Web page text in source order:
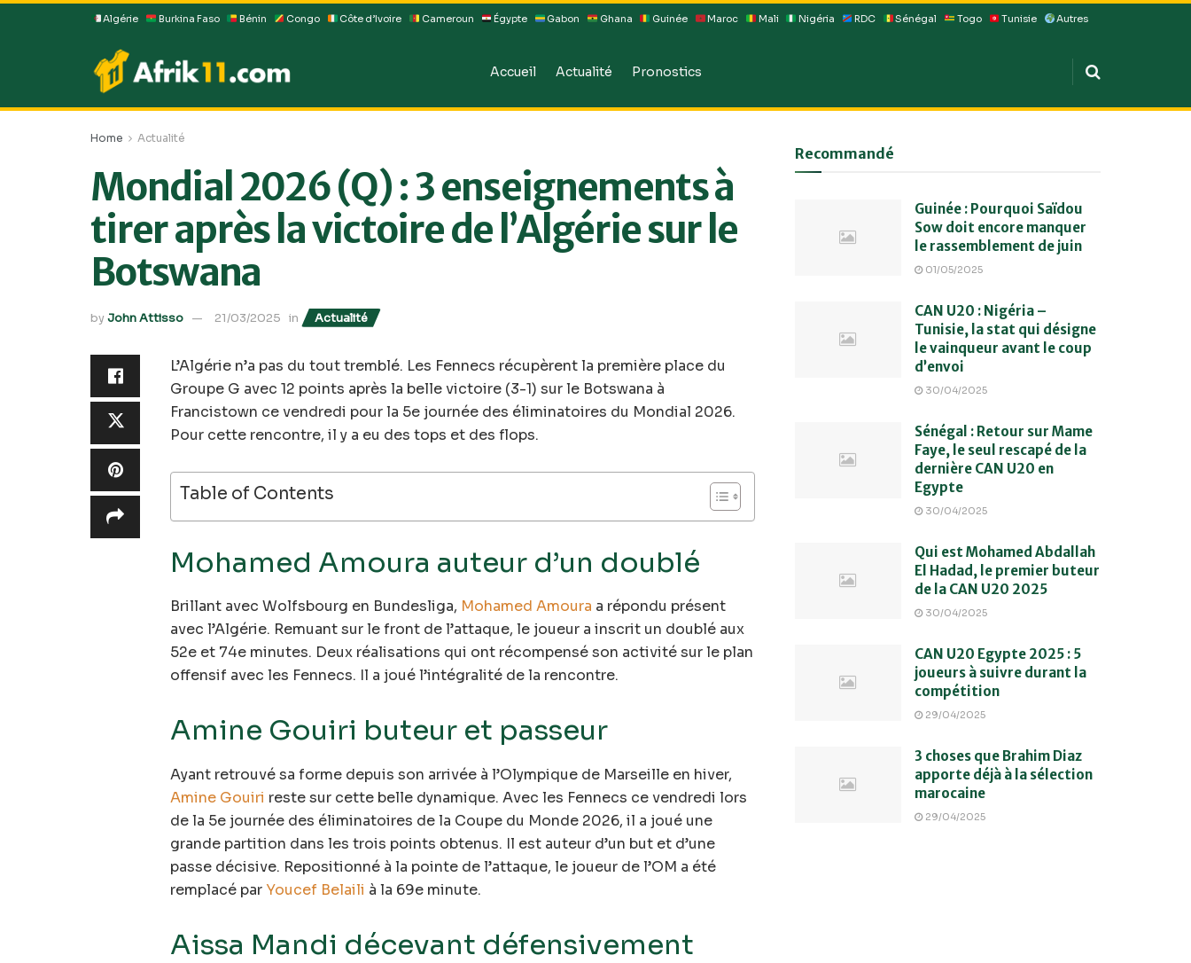
Algérie Burkina Faso Bénin Congo Côte d’Ivoire Cameroun Égypte Gabon Ghana Guinée Maroc Mali Nigéria RDC Sénégal Togo Tunisie Autres
Accueil Actualité Pronostics
Home Actualité
Mondial 2026 (Q) : 3 enseignements à
tirer après la victoire de l’Algérie sur le
Botswana
byJohn Attisso 21/03/2025 in Actualité
L’Algérie n’a pas du tout tremblé. Les Fennecs récupèrent la première place du
Groupe G avec 12 points après la belle victoire (3-1) sur le Botswana à
Francistown ce vendredi pour la 5e journée des éliminatoires du Mondial 2026.
Pour cette rencontre, il y a eu des tops et des flops.
Table of Contents
Mohamed Amoura auteur d’un doublé
Brillant avec Wolfsbourg en Bundesliga, Mohamed Amoura a répondu présent
avec l’Algérie. Remuant sur le front de l’attaque, le joueur a inscrit un doublé aux
52e et 74e minutes. Deux réalisations qui ont récompensé son activité sur le plan
offensif avec les Fennecs. Il a joué l’intégralité de la rencontre.
Amine Gouiri buteur et passeur
Ayant retrouvé sa forme depuis son arrivée à l’Olympique de Marseille en hiver,
Amine Gouiri reste sur cette belle dynamique. Avec les Fennecs ce vendredi lors
de la 5e journée des éliminatoires de la Coupe du Monde 2026, il a joué une
grande partition dans les trois points obtenus. Il est auteur d’un but et d’une
passe décisive. Repositionné à la pointe de l’attaque, le joueur de l’OM a été
remplacé par Youcef Belaili à la 69e minute.
Aissa Mandi décevant défensivement
Recommandé
Guinée : Pourquoi Saïdou
Sow doit encore manquer
le rassemblement de juin
01/05/2025
CAN U20 : Nigéria –
Tunisie, la stat qui désigne
le vainqueur avant le coup
d’envoi
30/04/2025
Sénégal : Retour sur Mame
Faye, le seul rescapé de la
dernière CAN U20 en
Egypte
30/04/2025
Qui est Mohamed Abdallah
El Hadad, le premier buteur
de la CAN U20 2025
30/04/2025
CAN U20 Egypte 2025 : 5
joueurs à suivre durant la
compétition
29/04/2025
3 choses que Brahim Diaz
apporte déjà à la sélection
marocaine
29/04/2025